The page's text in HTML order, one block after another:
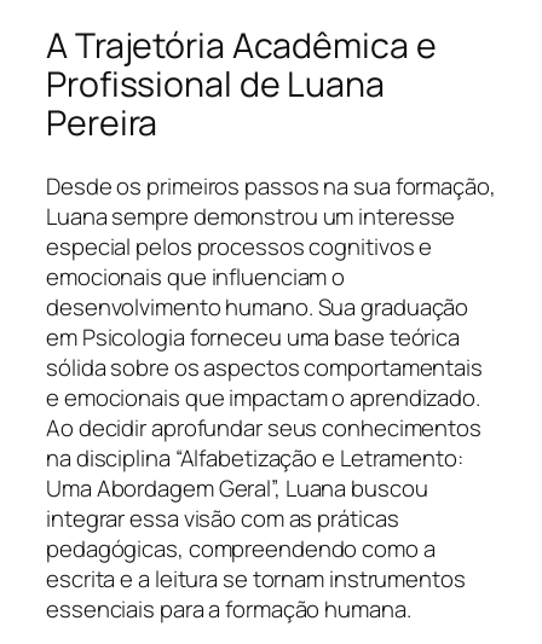
A Trajetória Acadêmica e
Profissional de Luana
Pereira
Desde os primeiros passos na sua formação,
Luana sempre demonstrou um interesse
especial pelos processos cognitivos e
emocionais que influenciam o
desenvolvimento humano. Sua graduação
em Psicologia forneceu uma base teórica
sólida sobre os aspectos comportamentais
e emocionais que impactam o aprendizado.
Ao decidir aprofundar seus conhecimentos
na disciplina “Alfabetização e Letramento:
Uma Abordagem Geral”, Luana buscou
integrar essa visão com as práticas
pedagógicas, compreendendo como a
escrita e a leitura se tornam instrumentos
essenciais para a formação humana.